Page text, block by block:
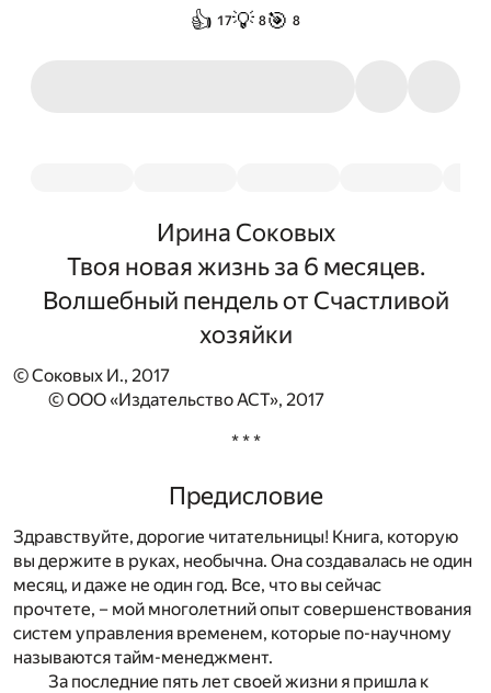
👍 17💡 8🎯 8
Ирина Соковых
Твоя новая жизнь за 6 месяцев.
Волшебный пендель от Счастливой
хозяйки
© Соковых И., 2017
© ООО «Издательство АСТ», 2017
* * *
Предисловие
Здравствуйте, дорогие читательницы! Книга, которую
вы держите в руках, необычна. Она создавалась не один
месяц, и даже не один год. Все, что вы сейчас
прочтете, – мой многолетний опыт совершенствования
систем управления временем, которые по-научному
называются тайм-менеджмент.
За последние пять лет своей жизни я пришла к